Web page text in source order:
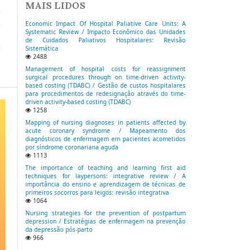
MAIS LIDOS
Economic Impact Of Hospital Paliative Care Units: A
Systematic Review / Impacto Econômico das Unidades
de Cuidados Paliativos Hospitalares: Revisão
Sistemática
2488
Management of hospital costs for reassignment
surgical procedures through on time-driven activity-
based costing (TDABC) / Gestão de custos hospitalares
para procedimentos de redesignação através do time-
driven activity-based costing (TDABC)
1258
Mapping of nursing diagnoses in patients affected by
acute coronary syndrome / Mapeamento dos
diagnósticos de enfermagem em pacientes acometidos
por síndrome coronariana aguda
1113
The importance of teaching and learning first aid
techniques for laypersons: integrative review / A
importância do ensino e aprendizagem de técnicas de
primeiros socorros para leigos: revisão integrativa
1064
Nursing strategies for the prevention of postpartum
depression / Estratégias de enfermagem na prevenção
da depressão pós-parto
966